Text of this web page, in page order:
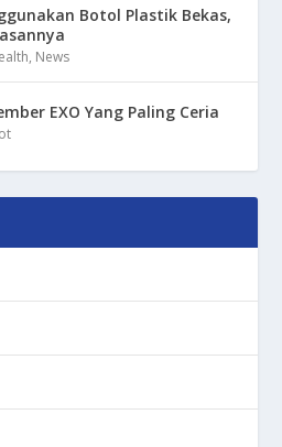
Botol Plastik Bekas,
, News
EXO Yang Paling Ceria